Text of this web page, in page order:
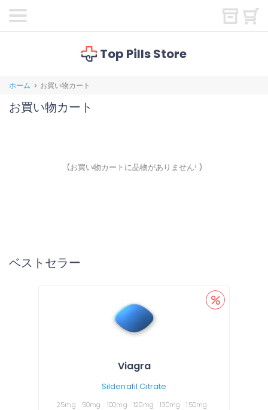
Top Pills Store
ホーム > お買い物カート
お買い物カート
(お買い物カートに品物がありません! )
ベストセラー
Viagra
Sildenafil Citrate
25mg 50mg 100mg 120mg 130mg
150mg